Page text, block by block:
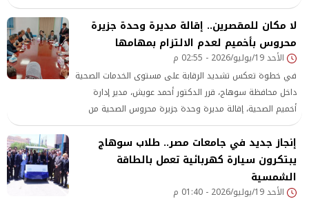
لا مكان للمقصرين.. إقالة مديرة وحدة جزيرة
محروس بأخميم لعدم الالتزام بمهامها
الأحد 19/يوليو/2026 - 02:55 م
في خطوة تعكس تشديد الرقابة على مستوى الخدمات الصحية
داخل محافظة سوهاج، قرر الدكتور أحمد عويش، مدير إدارة
أخميم الصحية، إقالة مديرة وحدة جزيرة محروس الصحية من
منصبها بشكل فوري، وذلك عقب
إنجاز جديد في جامعات مصر.. طلاب سوهاج
يبتكرون سيارة كهربائية تعمل بالطاقة
الشمسية
الأحد 19/يوليو/2026 - 01:40 م